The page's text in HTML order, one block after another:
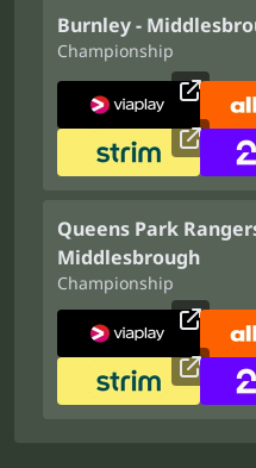
Burnley -
Championship
Queens Park
Middlesbrough
Championship